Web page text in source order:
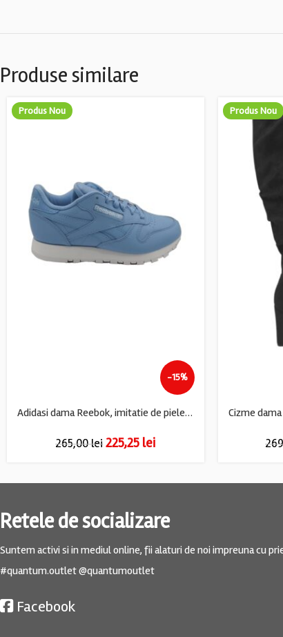
Produse similare
Produs Nou
-15%
Adidasi dama Reebok, imitatie de piele, piele, albastru
265,00lei 225,25 lei
Produs Nou
Retele de socializare
Suntem activi si in mediul online, fii alaturi de noi impreuna cu
#quantum.outlet @quantumoutlet
Facebook